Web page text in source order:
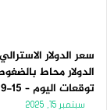
سعر الدولار
الدولار محاط
توقعات اليوم – 15-09-2025
سبتمبر 15, 2025